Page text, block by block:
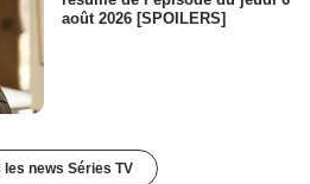
août 2026 [SPOILERS]
les news Séries TV